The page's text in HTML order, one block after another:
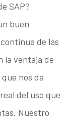
SAP?
buen
de las
la ventaja de
nos da
del uso que
Nuestro